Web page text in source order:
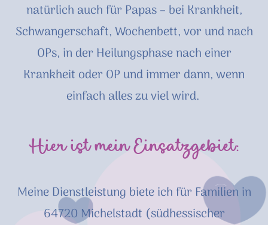
natürlich auch für Papas – bei Krankheit,
Schwangerschaft, Wochenbett, vor und nach
OPs, in der Heilungsphase nach einer
Krankheit oder OP und immer dann, wenn
einfach alles zu viel wird.
Hier ist mein Einsatzgebiet:
Meine Dienstleistung biete ich für Familien in
64720 Michelstadt (südhessischer